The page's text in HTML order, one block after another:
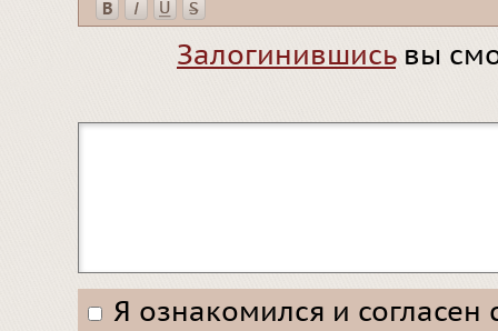
Залогинившисьвы
Я ознакомился и согласен